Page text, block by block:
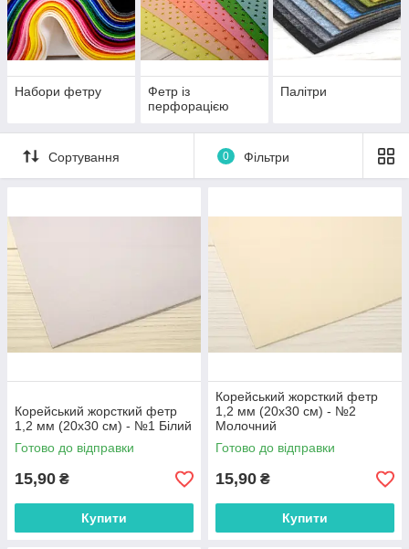
Набори фетру
Фетр із
перфорацією
Палітри
Сортування 0 Фільтри
Корейський жорсткий фетр
1,2 мм (20х30 см) - №1 Білий
Готово до відправки
15,90 ₴
Купити
Корейський жорсткий фетр
1,2 мм (20х30 см) - №2
Молочний
Готово до відправки
15,90 ₴
Купити